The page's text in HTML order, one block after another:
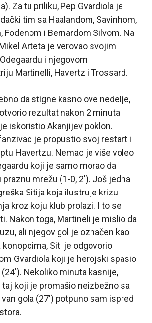
Za tu priliku, Pep Gvardiola je
tim sa Haalandom, Savinhom,
Fodenom i Bernardom Silvom. Na
Arteta je verovao svojim
i njegovom
Martinelli, Havertz i Trossard.
da stigne kasno ove nedelje,
rezultat nakon 2 minuta
iskoristio Akanjijev poklon.
je propustio svoj restart i
Havertzu. Nemac je više voleo
koji je samo morao da
mrežu (1-0, 2′). Još jedna
Sitija koja ilustruje krizu
kroz koju klub prolazi. I to se
Nakon toga, Martineli je mislio da
ali njegov gol je označen kao
konopcima, Siti je odgovorio
Gvardiola koji je herojski spasio
(24′). Nekoliko minuta kasnije,
koji je promašio neizbežno sa
gola (27′) potpuno sam ispred